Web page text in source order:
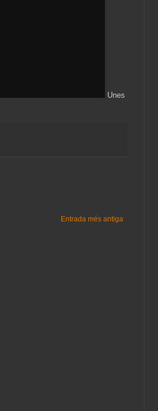
Unes
Entrada més antiga